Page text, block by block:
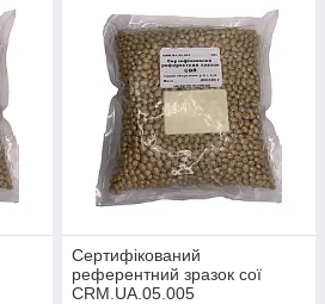
Сертифікований
референтний зразок сої
CRM.UA.05.005